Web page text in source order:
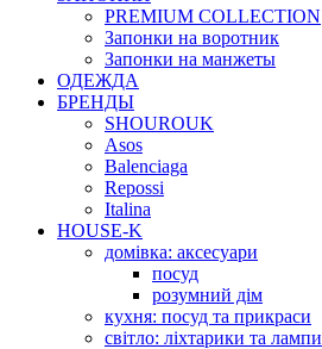
PREMIUM COLLECTION
Запонки на воротник
Запонки на манжеты
ОДЕЖДА
БРЕНДЫ
SHOUROUK
Asos
Balenciaga
Repossi
Italina
HOUSE-K
домівка: аксесуари
посуд
розумний дім
кухня: посуд та прикраси
світло: ліхтарики та лампи